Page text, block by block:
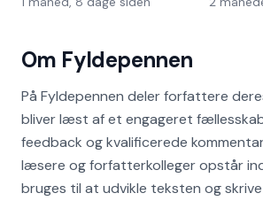
Om Fyldepennen
På Fyldepennen deler forfattere
bliver læst af et engageret
feedback og kvalificerede
læsere og forfatterkolleger opstår
bruges til at udvikle teksten og